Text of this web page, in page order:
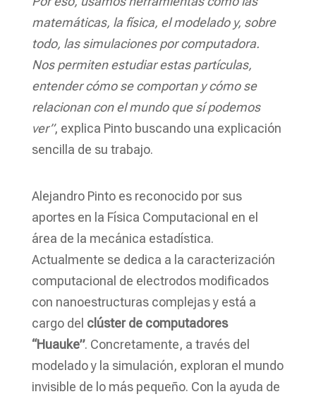
matemáticas, la física, el modelado y, sobre
todo, las simulaciones por computadora.
Nos permiten estudiar estas partículas,
entender cómo se comportan y cómo se
relacionan con el mundo que sí podemos
ver”, explica Pinto buscando una explicación
sencilla de su trabajo.
Alejandro Pinto es reconocido por sus
aportes en la Física Computacional en el
área de la mecánica estadística.
Actualmente se dedica a la caracterización
computacional de electrodos modificados
con nanoestructuras complejas y está a
cargo del clúster de computadores
“Huauke”. Concretamente, a través del
modelado y la simulación, exploran el mundo
invisible de lo más pequeño. Con la ayuda de